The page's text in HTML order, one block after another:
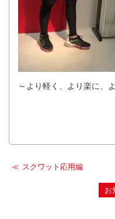
～より軽く、より楽に、
スクワット応用編
お